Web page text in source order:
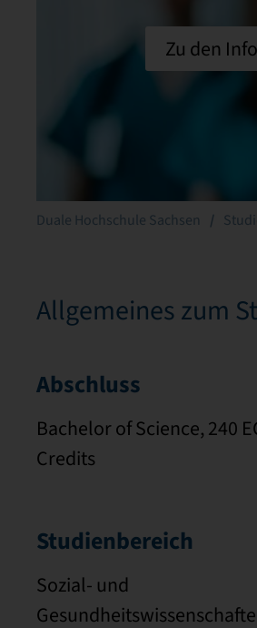
Zu den
Duale Hochschule Sachsen
Allgemeines zum
Abschluss
Bachelor of Science, 240
Credits
Studienbereich
Sozial- und